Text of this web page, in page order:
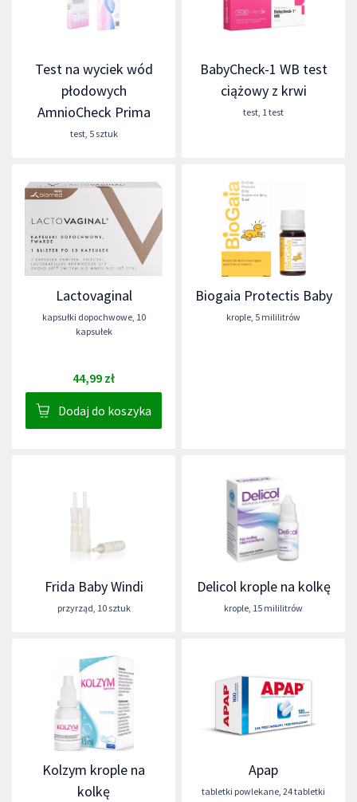
Test na wyciek wód
płodowych
AmnioCheck Prima
test, 5 sztuk
BabyCheck-1 WB test
ciążowy z krwi
test, 1 test
Lactovaginal
kapsułki dopochwowe, 10
kapsułek
44,99 zł
Dodaj do koszyka
Biogaia Protectis Baby
krople, 5 mililitrów
Frida Baby Windi
przyrząd, 10 sztuk
Delicol krople na kolkę
krople, 15 mililitrów
Kolzym krople na
kolkę
Apap
tabletki powlekane, 24 tabletki